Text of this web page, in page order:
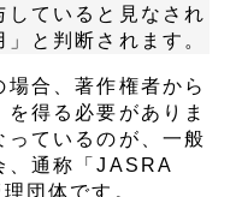
ていると見なされ
と判断されます。
合、著作権者から
を得る必要がありま
ているのが、一般
、通称「JASRA
団体です。